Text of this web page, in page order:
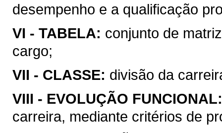
desempenho e a qualificação
VI - TABELA: conjunto de
cargo;
VII - CLASSE: divisão da
VIII - EVOLUÇÃO FUNCIONAL:
carreira, mediante critérios de